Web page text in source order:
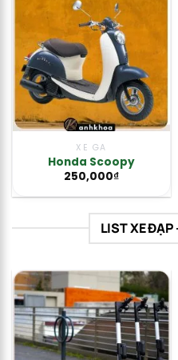
XE GA
Honda Scoopy
250,000₫
LIST XE ĐẠP